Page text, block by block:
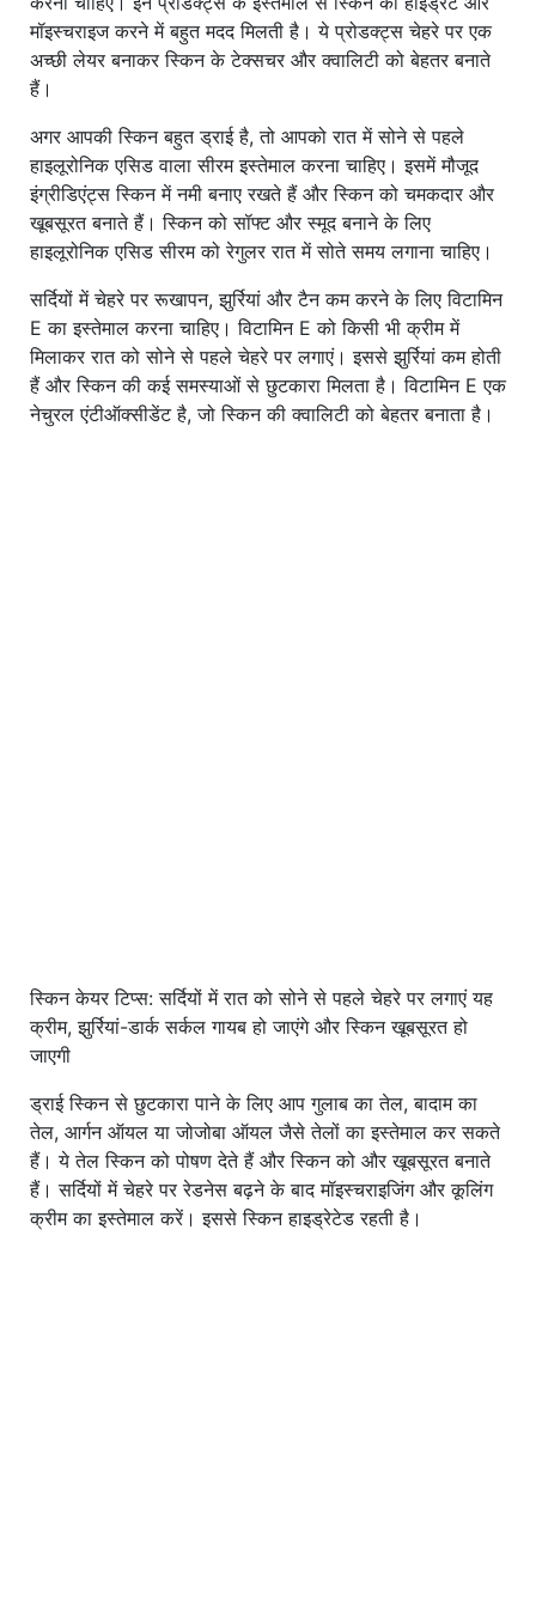
मॉइस्चराइज करने में बहुत मदद मिलती है। ये प्रोडक्ट्स चेहरे पर एक
अच्छी लेयर बनाकर स्किन के टेक्सचर और क्वालिटी को बेहतर बनाते
हैं।
अगर आपकी स्किन बहुत ड्राई है, तो आपको रात में सोने से पहले
हाइलूरोनिक एसिड वाला सीरम इस्तेमाल करना चाहिए। इसमें मौजूद
इंग्रीडिएंट्स स्किन में नमी बनाए रखते हैं और स्किन को चमकदार और
खूबसूरत बनाते हैं। स्किन को सॉफ्ट और स्मूद बनाने के लिए
हाइलूरोनिक एसिड सीरम को रेगुलर रात में सोते समय लगाना चाहिए।
सर्दियों में चेहरे पर रूखापन, झुर्रियां और टैन कम करने के लिए विटामिन
E का इस्तेमाल करना चाहिए। विटामिन E को किसी भी क्रीम में
मिलाकर रात को सोने से पहले चेहरे पर लगाएं। इससे झुर्रियां कम होती
हैं और स्किन की कई समस्याओं से छुटकारा मिलता है। विटामिन E एक
नेचुरल एंटीऑक्सीडेंट है, जो स्किन की क्वालिटी को बेहतर बनाता है।
स्किन केयर टिप्स: सर्दियों में रात को सोने से पहले चेहरे पर लगाएं यह
क्रीम, झुर्रियां-डार्क सर्कल गायब हो जाएंगे और स्किन खूबसूरत हो
जाएगी
ड्राई स्किन से छुटकारा पाने के लिए आप गुलाब का तेल, बादाम का
तेल, आर्गन ऑयल या जोजोबा ऑयल जैसे तेलों का इस्तेमाल कर सकते
हैं। ये तेल स्किन को पोषण देते हैं और स्किन को और खूबसूरत बनाते
हैं। सर्दियों में चेहरे पर रेडनेस बढ़ने के बाद मॉइस्चराइजिंग और कूलिंग
क्रीम का इस्तेमाल करें। इससे स्किन हाइड्रेटेड रहती है।